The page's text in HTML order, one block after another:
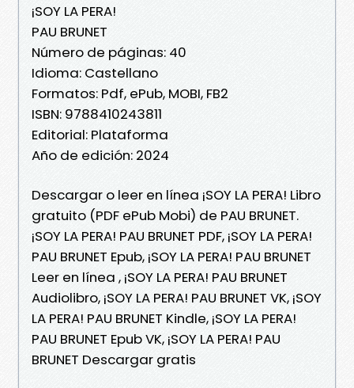
¡SOY LA PERA!
PAU BRUNET
Número de páginas: 40
Idioma: Castellano
Formatos: Pdf, ePub, MOBI, FB2
ISBN: 9788410243811
Editorial: Plataforma
Año de edición: 2024
Descargar o leer en línea ¡SOY LA PERA! Libro
gratuito (PDF ePub Mobi) de PAU BRUNET.
¡SOY LA PERA! PAU BRUNET PDF, ¡SOY LA PERA!
PAU BRUNET Epub, ¡SOY LA PERA! PAU BRUNET
Leer en línea , ¡SOY LA PERA! PAU BRUNET
Audiolibro, ¡SOY LA PERA! PAU BRUNET VK, ¡SOY
LA PERA! PAU BRUNET Kindle, ¡SOY LA PERA!
PAU BRUNET Epub VK, ¡SOY LA PERA! PAU
BRUNET Descargar gratis